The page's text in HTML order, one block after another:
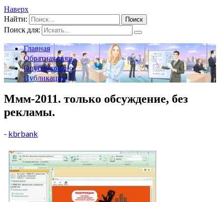
Наверх
Найти:
Поиск для:
Главная
Обратная связь
Опубликовано
Публикации
Ммм-2011. только обсуждение, без
рекламы.
- kbrbank